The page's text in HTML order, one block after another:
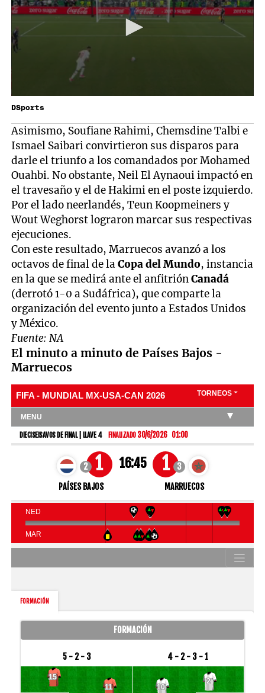
DSports
Asimismo, Soufiane Rahimi, Chemsdine Talbi e
Ismael Saibari convirtieron sus disparos para
darle el triunfo a los comandados por Mohamed
Ouahbi. No obstante, Neil El Aynaoui impactó en
el travesaño y el de Hakimi en el poste izquierdo.
Por el lado neerlandés, Teun Koopmeiners y
Wout Weghorst lograron marcar sus respectivas
ejecuciones.
Con este resultado, Marruecos avanzó a los
octavos de final de laCopa del Mundo, instancia
en la que se medirá ante el anfitriónCanadá
(derrotó 1-0 a Sudáfrica), que comparte la
organización del evento junto a Estados Unidos
y México.
Fuente: NA
El minuto a minuto de Países Bajos -
Marruecos